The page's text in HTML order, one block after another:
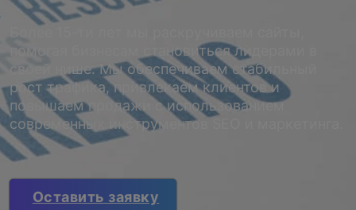
помогая бизнесам становиться лидерами в
своей нише. Мы обеспечиваем стабильный
рост трафика, привлекаем клиентов и
повышаем продажи с использованием
современных инструментов SEO и маркетинга.
Оставить заявку